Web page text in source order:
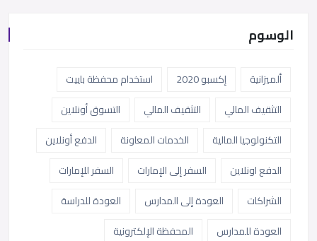
الوسوم
ألميزانية إكسبو 2020
استخدام محفظة باييت
التثقيف المالي
التثقيف المالي
التسوق أونلاين
التكنولوجيا المالية
الخدمات المعاونة
الدفع أونلاين
الدفع اونلاين
السفر إلى الإمارات
السفر للإمارات
الشراكات
العودة إلى المدارس
العودة للدراسة
العودة للمدارس
المحفظة الإلكترونية